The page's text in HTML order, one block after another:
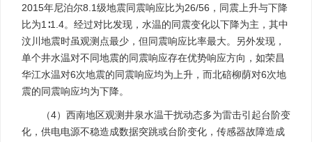
2015年尼泊尔8.1级地震同震响应比为26/56，同震上升与下降
比为1∶1.4。经过对比发现，水温的同震变化以下降为主，其中
汶川地震时虽观测点最少，但同震响应比率最大。另外发现，
单个井水温对不同地震的同震响应存在优势响应方向，如荣昌
华江水温对6次地震的同震响应均为上升，而北碚柳荫对6次地
震的同震响应均为下降。
（4）西南地区观测井泉水温干扰动态多为雷击引起台阶变
化，供电电源不稳造成数据突跳或台阶变化，传感器故障造成